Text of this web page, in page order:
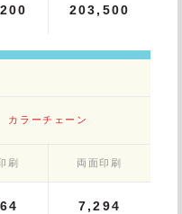
203,500
カラーチェーン
刷 両面印刷
7,294